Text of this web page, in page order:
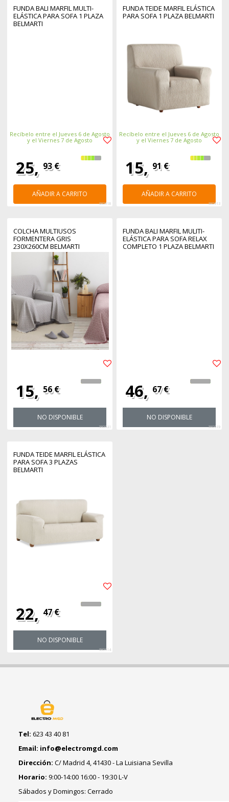
FUNDA BALI MARFIL MULTI-
ELÁSTICA PARA SOFA 1 PLAZA
BELMARTI
Recíbelo entre el Jueves 6 de Agosto
y el Viernes 7 de Agosto
25, 93 €
AÑADIR A CARRITO
380918
FUNDA TEIDE MARFIL ELÁSTICA
PARA SOFA 1 PLAZA BELMARTI
Recíbelo entre el Jueves 6 de Agosto
y el Viernes 7 de Agosto
15, 91 €
AÑADIR A CARRITO
380913
COLCHA MULTIUSOS
FORMENTERA GRIS
230X260CM BELMARTI
15, 56 €
NO DISPONIBLE
380931
FUNDA BALI MARFIL MULITI-
ELÁSTICA PARA SOFA RELAX
COMPLETO 1 PLAZA BELMARTI
46, 67 €
NO DISPONIBLE
380919
FUNDA TEIDE MARFIL ELÁSTICA
PARA SOFA 3 PLAZAS
BELMARTI
22, 47 €
NO DISPONIBLE
380914
Tel: 623 43 40 81
Email: info@electromgd.com
Dirección: C/ Madrid 4, 41430 - La Luisiana Sevilla
Horario: 9:00-14:00 16:00 - 19:30 L-V
Sábados y Domingos: Cerrado